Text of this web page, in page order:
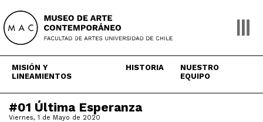
content
MISIÓN Y
LINEAMIENTOS
HISTORIA
NUESTRO
EQUIPO
#01 Última Esperanza
Viernes, 1 de Mayo de 2020